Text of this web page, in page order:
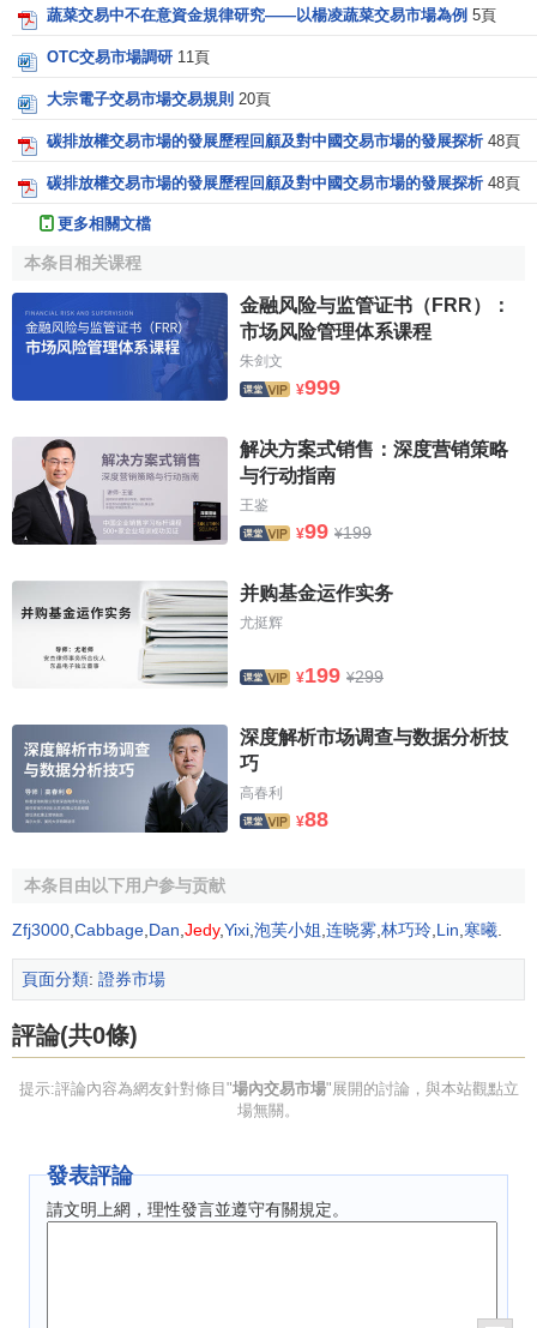
易所提交上市申請書。證券交易所進行初審後，上報證券監
管當局。監管當局在規定時間內，決定是否同意上市交易，
並通知證券交易所。
3）經監管當局同意後，證券交易所出具《上市通知書》
2、對上市公司
對上市公司的持續性監管重點是
露制度包括上市公司初次發行的 信息披露，以及 上市後的持
續性披露。前者已經在證券發行監管中論述。至於持續性披
露，則指上市公司必須定期向證券監管當局報告
的報表和資料，以及公司的重大變動事項，並向社
3、制止和處罰交易當中的違法行為
在證券交易中，由於各種因素的影響，存在各種違法行
為，如虛假陳述、內幕交易、操縱市場、挪用客戶保證金、
開、公平、公正原則，會給當事人帶來損害。監管當局對上
述違法行為，採取警告、通報、罰款或停止上市交易等手段
進行處罰，以維護市場秩序，保護投資者的利益。
證券監管當局必須對辦理客戶委托、委托買賣方式、
算交割等，制訂詳細的規則供市場遵守，並隨時監督執行情
況，力求建立一個規範、高效的證券市場。
對價格劇烈波動的證券市場，證券監管當局應通過各種
停交易。
6、限制有關人員進入交易市場
證券監管當局的工作人員、證券交易人員、 發行公司
的
高級職員等，都有可能獲得內部情報，利用尚未公開的內部
其進入交易市場進行限制。同時，對交易所的
易人員嚴格要求，通過制訂嚴格的規章制度進行監督。
蔬菜交易中不在意資金規律研究——以楊凌蔬菜交易市場為例 5頁
OTC交易市場調研 11頁
大宗電子交易市場交易規則 20頁
碳排放權交易市場的發展歷程回顧及對中國交易市場的發展探析 48頁
碳排放權交易市場的發展歷程回顧及對中國交易市場的發展探析 48頁
更多相關文檔
本条目相关课程
金融风险与监管证书（FRR）：
市场风险管理体系课程
朱剑文
¥999
解决方案式销售：深度营销策略
与行动指南
王鉴
¥99 ¥199
并购基金运作实务
尤挺辉
¥199 ¥299
深度解析市场调查与数据分析技
巧
高春利
¥88
本条目由以下用户参与贡献
Zfj3000 Cabbage Dan Jedy,Yixi 泡芙小姐 连晓雾 林巧玲 Lin 寒曦
頁面分類: 證券市場
評論(共0條)
提示:評論內容為網友針對條目"場內交易市場"展開的討論，與本站觀點立
場無關。
發表評論
請文明上網，理性發言並遵守有關規定。